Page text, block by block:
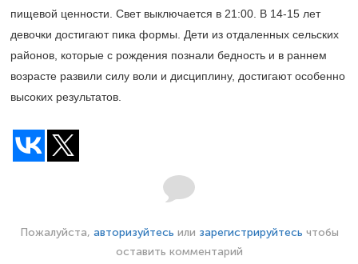
пищевой ценности. Свет выключается в 21:00. В 14-15 лет
девочки достигают пика формы. Дети из отдаленных сельских
районов, которые с рождения познали бедность и в раннем
возрасте развили силу воли и дисциплину, достигают особенно
высоких результатов.
Пожалуйста, авторизуйтесь или зарегистрируйтесь чтобы
оставить комментарий